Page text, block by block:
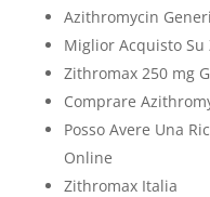
Azithromycin
Miglior Acquisto Su
Zithromax 250 mg
Comprare
Posso Avere Una
Online
Zithromax Italia